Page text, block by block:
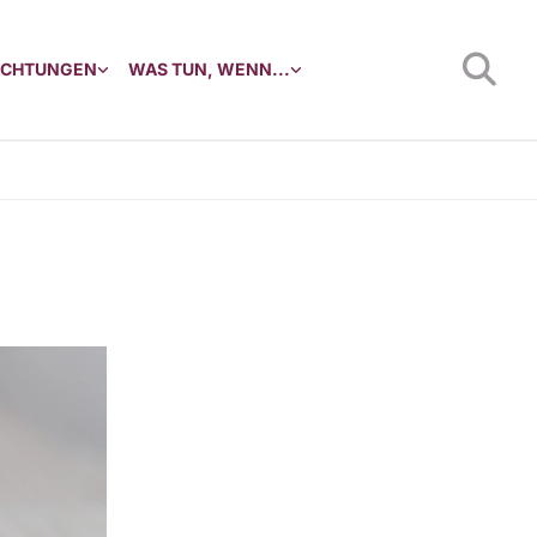
WAS TUN, WENN...